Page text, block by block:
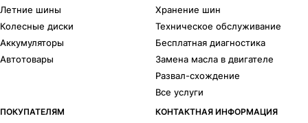
Летние шины
Колесные диски
Аккумуляторы
Автотовары
Хранение шин
Техническое обслуживание
Бесплатная диагностика
Замена масла в двигателе
Развал-схождение
Все услуги
ПОКУПАТЕЛЯМ КОНТАКТНАЯ ИНФОРМАЦИЯ